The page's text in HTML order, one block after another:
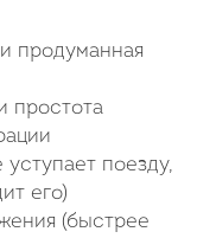
продуманная
простота
поезду,
его)
(быстрее